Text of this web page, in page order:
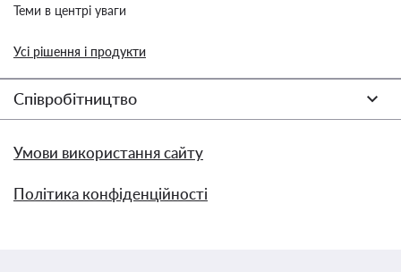
Теми в центрі уваги
Усі рішення і продукти
Співробітництво
Умови використання сайту
Політика конфіденційності